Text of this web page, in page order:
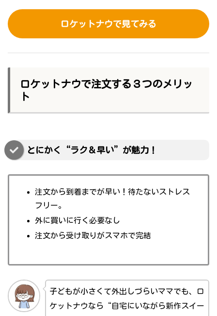
ロケットナウで見てみる
ロケットナウで注文する３つのメリッ
ト
とにかく“ラク＆早い”が魅力！
注文から到着までが早い！待たないストレス
フリー。
外に買いに行く必要なし
注文から受け取りがスマホで完結
子どもが小さくて外出しづらいママでも、ロ
ケットナウなら“自宅にいながら新作スイー